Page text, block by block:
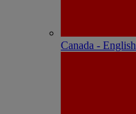
Canada - English